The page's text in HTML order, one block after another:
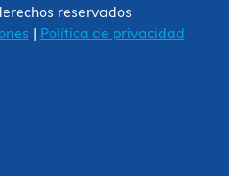
reservados
Política de privacidad